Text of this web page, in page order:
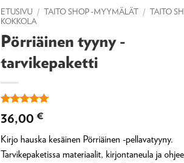
ETUSIVU / TAITO SHOP -MYYMÄLÄT / TAITO
KOKKOLA
Pörriäinen tyyny -
tarvikepaketti
Arvio 5
5:stä
2
asiakkaan
arvotukseen.
36,00 €
Kirjo hauska kesäinen Pörriäinen -pellavatyyny.
Tarvikepaketissa materiaalit, kirjontaneula ja